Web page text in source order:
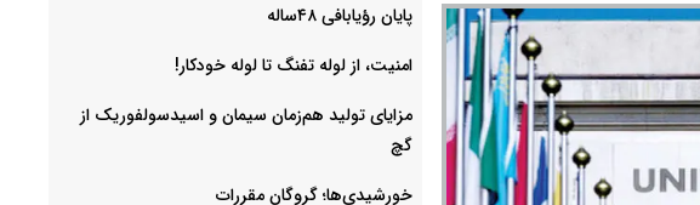
پایان رؤیابافی ۴۸ساله
امنیت، از لوله تفنگ تا ‌لوله خودکار!
مزایای تولید هم‌زمان سیمان و اسیدسولفوریک از
گچ
خورشیدی‌ها؛ گروگان مقررات